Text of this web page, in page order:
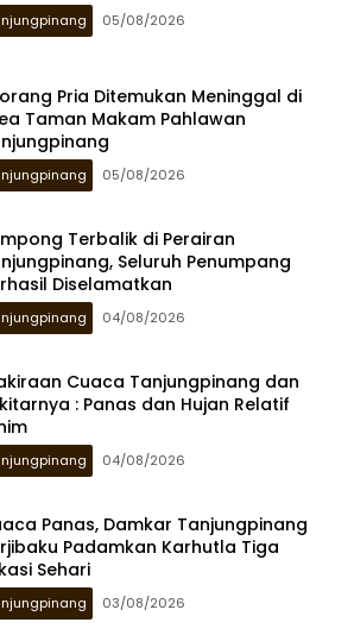
05/08/2026
Pria Ditemukan Meninggal di
Taman Makam Pahlawan
05/08/2026
Terbalik di Perairan
Seluruh Penumpang
Diselamatkan
04/08/2026
Cuaca Tanjungpinang dan
: Panas dan Hujan Relatif
04/08/2026
Panas, Damkar Tanjungpinang
Padamkan Karhutla Tiga
Sehari
03/08/2026